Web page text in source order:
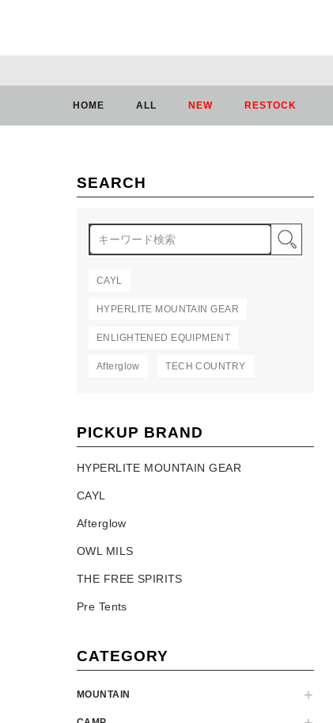
HOME ALL NEW RESTOCK
SEARCH
CAYL
HYPERLITE MOUNTAIN GEAR
ENLIGHTENED EQUIPMENT
Afterglow TECH COUNTRY
PICKUP BRAND
HYPERLITE MOUNTAIN GEAR
CAYL
Afterglow
OWL MILS
THE FREE SPIRITS
Pre Tents
CATEGORY
MOUNTAIN